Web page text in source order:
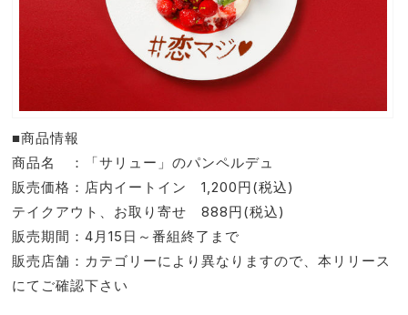
■商品情報
商品名 ：「サリュー」のパンペルデュ
販売価格：店内イートイン 1,200円(税込)
テイクアウト、お取り寄せ 888円(税込)
販売期間：4月15日～番組終了まで
販売店舗：カテゴリーにより異なりますので、本リリース
にてご確認下さい